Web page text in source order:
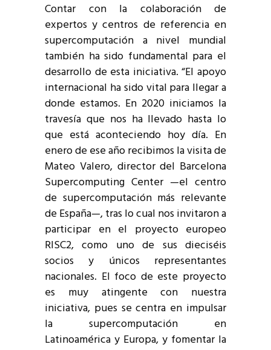
Contar con la colaboración de
expertos y centros de referencia en
supercomputación a nivel mundial
también ha sido fundamental para el
desarrollo de esta iniciativa. “El apoyo
internacional ha sido vital para llegar a
donde estamos. En 2020 iniciamos la
travesía que nos ha llevado hasta lo
que está aconteciendo hoy día. En
enero de ese año recibimos la visita de
Mateo Valero, director del Barcelona
Supercomputing Center —el centro
de supercomputación más relevante
de España—, tras lo cual nos invitaron a
participar en el proyecto europeo
RISC2, como uno de sus dieciséis
socios y únicos representantes
nacionales. El foco de este proyecto
es muy atingente con nuestra
iniciativa, pues se centra en impulsar
la supercomputación en
Latinoamérica y Europa, y fomentar la